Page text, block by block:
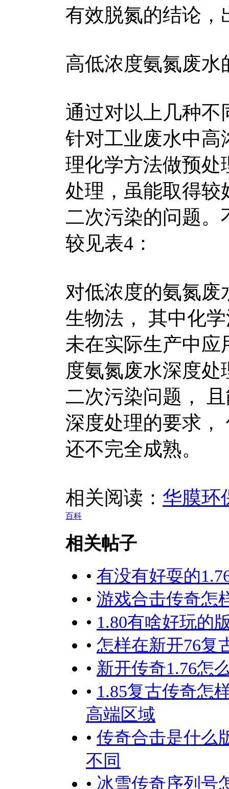
有效脱氮的结论，
高低浓度氨氮废水
通过对以上几种不
针对工业废水中高
理化学方法做预处
处理，虽能取得较
二次污染的问题。
较见表4：
对低浓度的氨氮
生物法， 其中化
未在实际生产中
度氨氮废水深度
二次污染问题，
深度处理的要求，
还不完全成熟。
相关阅读： 华膜环
百科
相关帖子
• 有没有好耍的
• 游戏合击传奇怎
• 1.80有啥好玩的
• 怎样在新开76复
• 新开传奇1.76怎
• 1.85复古传奇怎
高端区域
• 传奇合击是什么
不同
• 冰雪传奇序列号